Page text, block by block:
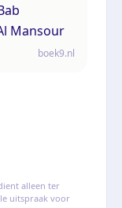
Mansour
boek9.nl
alleen ter
uitspraak voor